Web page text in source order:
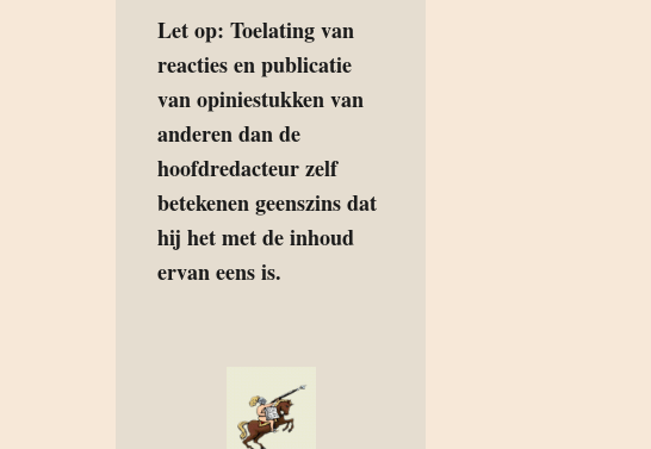
Let op: Toelating van
reacties en publicatie
van opiniestukken van
anderen dan de
hoofdredacteur zelf
betekenen geenszins dat
hij het met de inhoud
ervan eens is.